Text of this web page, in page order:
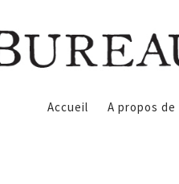
Accueil A propos de